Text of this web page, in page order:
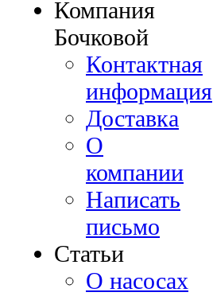
Компания
Бочковой
Контактная
информация
Доставка
О
компании
Написать
письмо
Cтатьи
О насосах